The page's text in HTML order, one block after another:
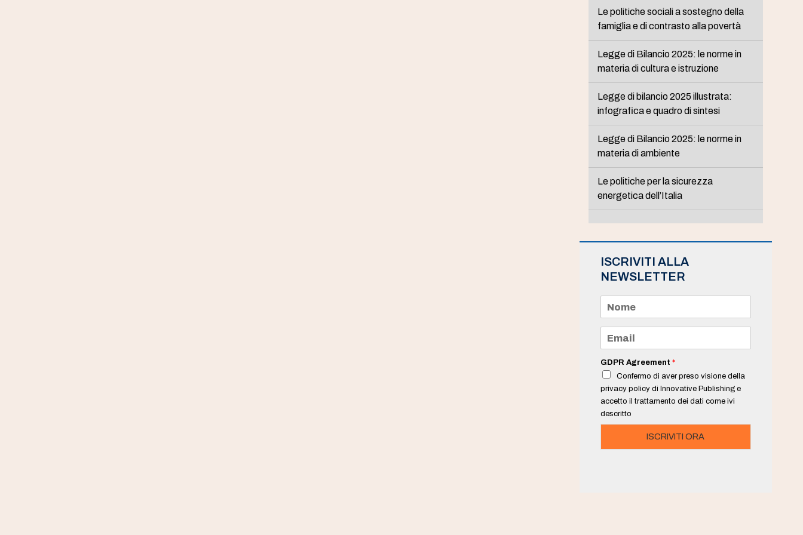
Le politiche sociali a sostegno della
famiglia e di contrasto alla povertà
Legge di Bilancio 2025: le norme in
materia di cultura e istruzione
Legge di bilancio 2025 illustrata:
infografica e quadro di sintesi
Legge di Bilancio 2025: le norme in
materia di ambiente
Le politiche per la sicurezza
energetica dell’Italia
ISCRIVITI ALLA
NEWSLETTER
m
e
a
i
*
GDPR Agreement *
Confermo di aver preso visione della
privacy policy di Innovative Publishing e
accetto il trattamento dei dati come ivi
descritto
ISCRIVITI ORA